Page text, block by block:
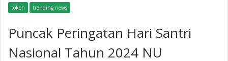
tokoh trending news
Puncak Peringatan Hari Santri
Nasional Tahun 2024 NU